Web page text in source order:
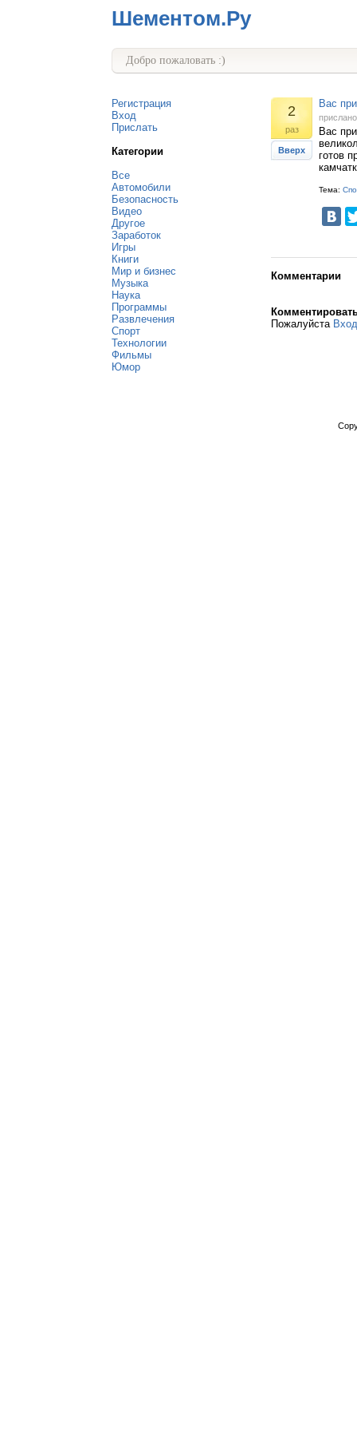
Шементом.Ру
Добро пожаловать :)
Регистрация
Вход
Прислать
Категории
Все
Автомобили
Безопасность
Видео
Другое
Заработок
Игры
Книги
Мир и бизнес
Музыка
Наука
Программы
Развлечения
Спорт
Технологии
Фильмы
Юмор
2
раз
Вверх
Вас
Вас
готов
Тема:
Комментарии
Пожалуйста Вход